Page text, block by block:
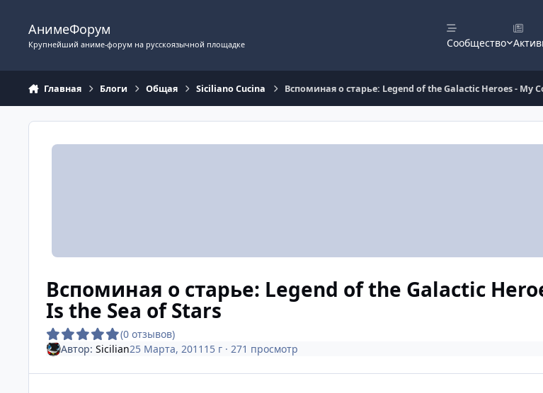
АнимеФорум
Крупнейший аниме-форум на русскоязычной площадке Сообщество
Главная Блоги Общая Siciliano Cucina Вспоминая о старье: Legend of the Galactic Heroes - My
Вспоминая о старье: Legend of the Galactic
Is the Sea of Stars
(0 отзывов)
Автор: Sicilian25 Марта, 2011 15 г· 271 просмотр